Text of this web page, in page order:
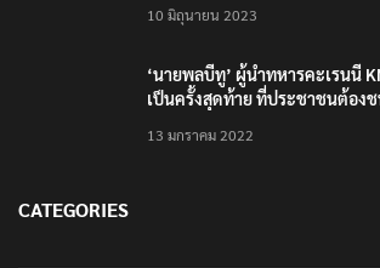
10 มิถุนายน 2023
‘นายพลบีทู’ ผู้นำทหารคะเรนนี
เป็นครั้งสุดท้าย ที่ประชาชนต้อง
13 มกราคม 2022
CATEGORIES